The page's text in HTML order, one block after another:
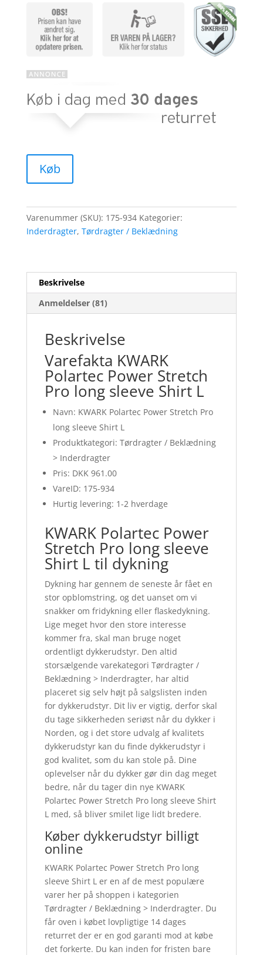
Køb
Varenummer (SKU): 175-934 Kategorier:
Inderdragter, Tørdragter / Beklædning
Beskrivelse
Anmeldelser (81)
Beskrivelse
Varefakta KWARK
Polartec Power Stretch
Pro long sleeve Shirt L
Navn: KWARK Polartec Power Stretch Pro
long sleeve Shirt L
Produktkategori: Tørdragter / Beklædning
> Inderdragter
Pris: DKK 961.00
VareID: 175-934
Hurtig levering: 1-2 hverdage
KWARK Polartec Power
Stretch Pro long sleeve
Shirt L til dykning
Dykning har gennem de seneste år fået en
stor opblomstring, og det uanset om vi
snakker om fridykning eller flaskedykning.
Lige meget hvor den store interesse
kommer fra, skal man bruge noget
ordentligt dykkerudstyr. Den altid
storsælgende varekategori Tørdragter /
Beklædning > Inderdragter, har altid
placeret sig selv højt på salgslisten inden
for dykkerudstyr. Dit liv er vigtig, derfor skal
du tage sikkerheden seriøst når du dykker i
Norden, og i det store udvalg af kvalitets
dykkerudstyr kan du finde dykkerudstyr i
god kvalitet, som du kan stole på. Dine
oplevelser når du dykker gør din dag meget
bedre, når du tager din nye KWARK
Polartec Power Stretch Pro long sleeve Shirt
L med, så bliver smilet lige lidt bredere.
Køber dykkerudstyr billigt
online
KWARK Polartec Power Stretch Pro long
sleeve Shirt L er en af de mest populære
varer her på shoppen i kategorien
Tørdragter / Beklædning > Inderdragter. Du
får oven i købet lovpligtige 14 dages
returret der er en god garanti mod at købe
det forkerte. Du kan inden for fristen bare